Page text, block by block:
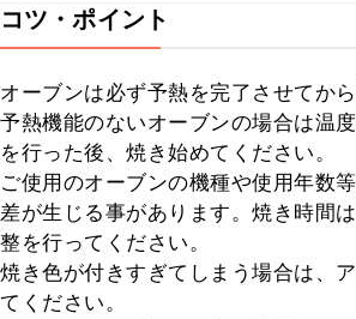
コツ・ポイント
オーブンは必ず予熱を完了させてか
予熱機能のないオーブンの場合は温
を行った後、焼き始めてください。
ご使用のオーブンの機種や使用年数
差が生じる事があります。焼き時間
整を行ってください。
焼き色が付きすぎてしまう場合は、
てください。